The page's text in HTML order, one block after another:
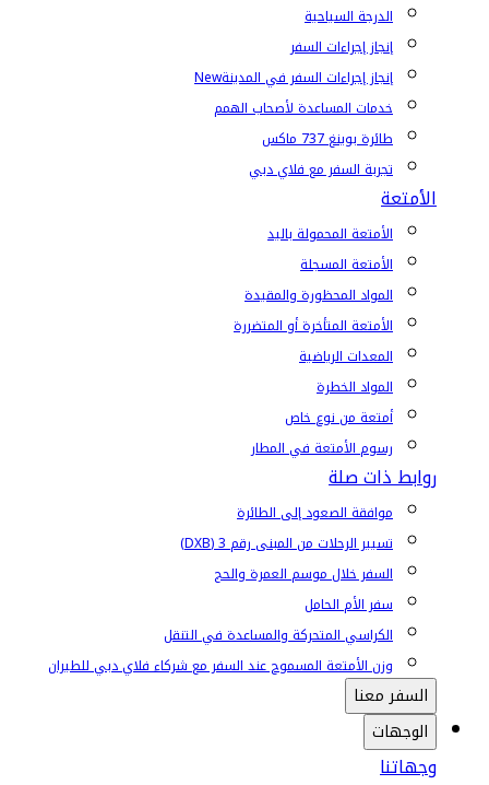
الدرجة السياحية
إنجاز إجراءات السفر
إنجاز إجراءات السفر في المدينةNew
خدمات المساعدة لأصحاب الهمم
طائرة بوينغ 737 ماكس
تجربة السفر مع فلاي دبي
الأمتعة
الأمتعة المحمولة باليد
الأمتعة المسجلة
المواد المحظورة والمقيدة
الأمتعة المتأخرة أو المتضررة
المعدات الرياضية
المواد الخطرة
أمتعة من نوع خاص
رسوم الأمتعة في المطار
روابط ذات صلة
موافقة الصعود إلى الطائرة
تسيير الرحلات من المبنى رقم 3 (DXB)
السفر خلال موسم العمرة والحج
سفر الأم الحامل
الكراسي المتحركة والمساعدة في التنقل
وزن الأمتعة المسموح عند السفر مع شركاء فلاي دبي للطيران
السفر معنا
الوجهات
وجهاتنا